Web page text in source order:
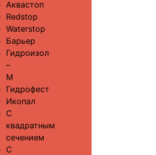
Аквастоп
Redstop
Waterstop
Барьер
Гидроизол
–
М
Гидрофест
Икопал
С
квадратным
сечением
С